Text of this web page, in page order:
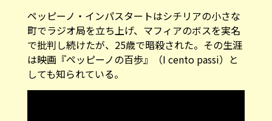
ペッピーノ・インパスタートはシチリアの小さな
町でラジオ局を立ち上げ、マフィアのボスを実名
で批判し続けたが、25歳で暗殺された。その生涯
は映画『ペッピーノの百歩』（I cento passi）と
しても知られている。